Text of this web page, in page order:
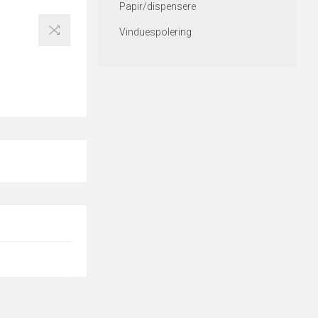
Papir/dispensere
Vinduespolering